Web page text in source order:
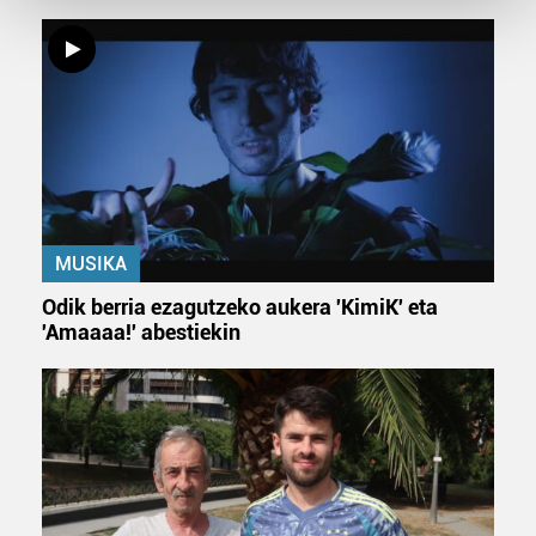
Guk eta gure bazkideek zure datu pertsonalak
prozesatzen ditugu, zure IP zenbakia, besteak beste,
teknologia erabiliz, cookieak adibidez, iragarki eta eduki
pertsonalizatuak eskaintzeko, iragarkiak eta edukia
neurtzeko, jendeari buruzko informazioa biltzeko eta
produktuak garatzeko. Zure datuak nork eta zertarako
erabiltzen dituen hauta dezakezu.
Bazkide batzuek ez dizute baimenik eskatzen, eta beren
interes komertzial legitimoetan babesten dira. Ikusi gure
bazkideen zerrenda, beren ustez zein helburutarako
duten interes legitimoa eta horren aurka nola egin
dezakezun ikusteko.
Lortu zure datu pertsonalak prozesatzeko moduari
buruzko informazio gehiago eta ezarri zure lehentasunak
datuen atalean. Edozein unetan alda edo ken dezakezu
MUSIKA
Odik berria ezagutzeko aukera 'KimiK' eta
'Amaaaa!' abestiekin